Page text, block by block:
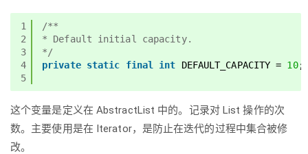
1
2
3
4
5
/**
* Default initial capacity.
*/
private static final int DEFAULT_CAPACITY = 10;
这个变量是定义在 AbstractList 中的。记录对 List 操作的次
数。主要使用是在 Iterator，是防止在迭代的过程中集合被修
改。